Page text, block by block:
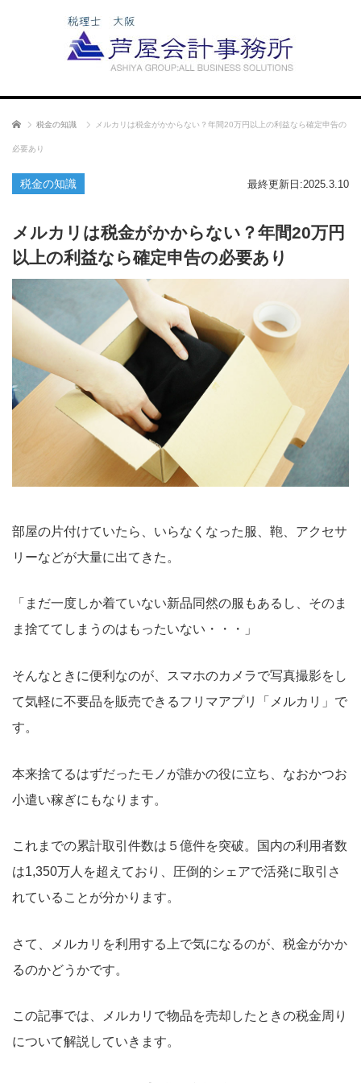
税金の知識
メルカリは税金がかからない？年間20万円以上の利益なら確定申告の
必要あり
税金の知識 最終更新日:2025.3.10
メルカリは税金がかからない？年間20万円
以上の利益なら確定申告の必要あり
部屋の片付けていたら、いらなくなった服、鞄、アクセサ
リーなどが大量に出てきた。
「まだ一度しか着ていない新品同然の服もあるし、そのま
ま捨ててしまうのはもったいない・・・」
そんなときに便利なのが、スマホのカメラで写真撮影をし
て気軽に不要品を販売できるフリマアプリ「メルカリ」で
す。
本来捨てるはずだったモノが誰かの役に立ち、なおかつお
小遣い稼ぎにもなります。
これまでの累計取引件数は５億件を突破。国内の利用者数
は1,350万人を超えており、圧倒的シェアで活発に取引さ
れていることが分かります。
さて、メルカリを利用する上で気になるのが、税金がかか
るのかどうかです。
この記事では、メルカリで物品を売却したときの税金周り
について解説していきます。